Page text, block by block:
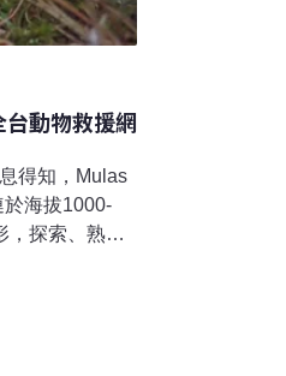
動物救援網
得知，Mulas
海拔1000-
，探索、熟悉
物及穿山甲
牠之所以如